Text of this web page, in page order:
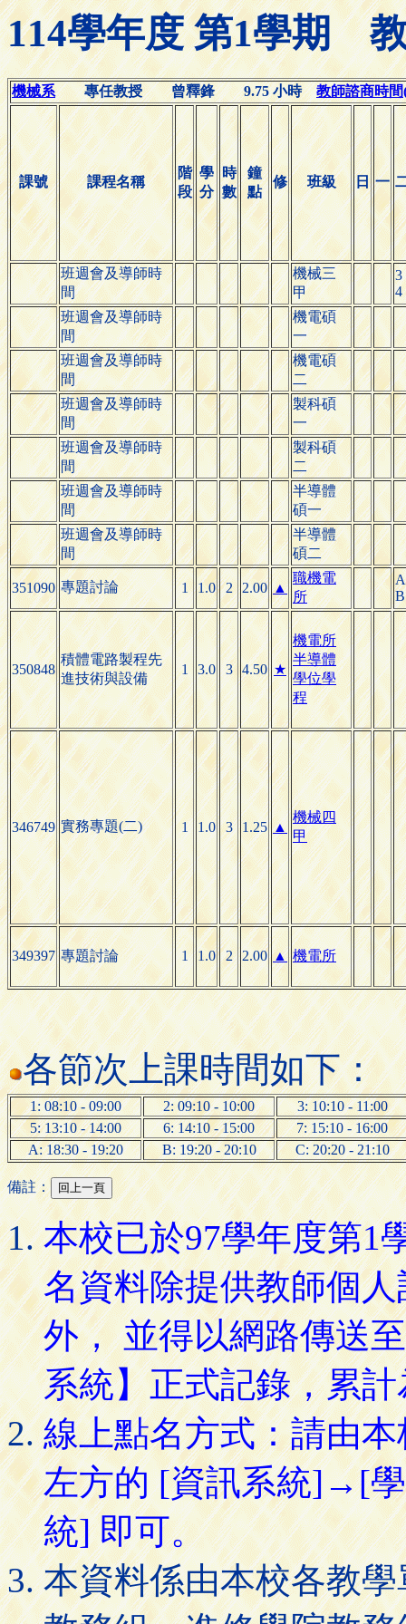
114學年度 第1學期
機械系專任教授 曾釋鋒 9.75 小時教師諮商時
課號 課程名稱
階
段
學
分
時
數
鐘
點
修 班級 日 一
班週會及導師時
間
機械三
甲
3
4
班週會及導師時
間
機電碩
一
班週會及導師時
間
機電碩
二
班週會及導師時
間
製科碩
一
班週會及導師時
間
製科碩
二
班週會及導師時
間
半導體
碩一
班週會及導師時
間
半導體
碩二
351090 專題討論 1 1.0 2 2.00 ▲
職機電
所
A
B
350848
積體電路製程先
進技術與設備
1 3.0 3 4.50 ★
機電所
半導體
學位學
程
346749 實務專題(二) 1 1.0 3 1.25 ▲
機械四
甲
349397 專題討論 1 1.0 2 2.00 ▲ 機電所
各節次上課時間如下：
1: 08:10 - 09:00 2: 09:10 - 10:00
3: 10:10 - 11:00
5: 13:10 - 14:00
6: 14:10 - 15:00
7: 15:10 - 16:00
A: 18:30 - 19:20
B: 19:20 - 20:10 C: 20:20 - 21:10
備註：
本校已於97學年度第1
名資料除提供教師個
外， 並得以網路傳送
系統】正式記錄，累
線上點名方式：請由
左方的 [資訊系統]→[
統] 即可。
本資料係由本校各教